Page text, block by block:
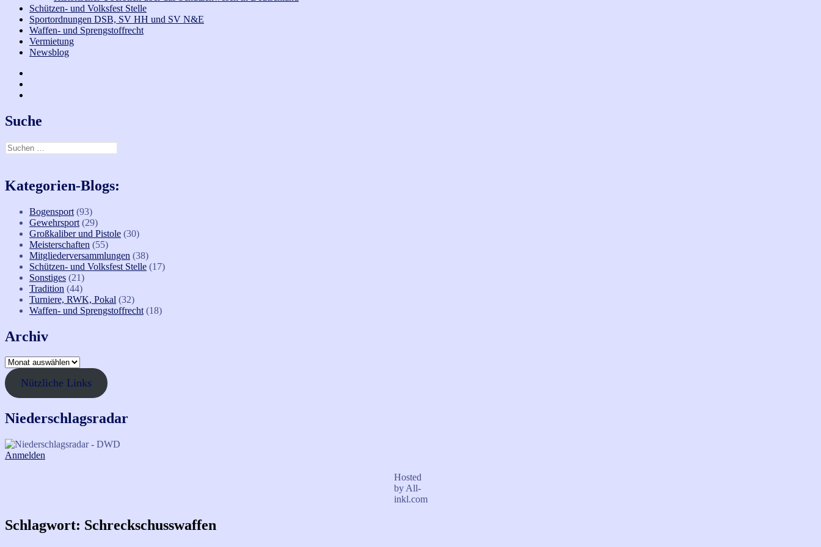
Schützen- und Volksfest Stelle
Sportordnungen DSB, SV HH und SV N&E
Waffen- und Sprengstoffrecht
Vermietung
Newsblog
Suche
Suchen
nach:
Kategorien-Blogs:
Bogensport (93)
Gewehrsport (29)
Großkaliber und Pistole (30)
Meisterschaften (55)
Mitgliederversammlungen (38)
Schützen- und Volksfest Stelle (17)
Sonstiges (21)
Tradition (44)
Turniere, RWK, Pokal (32)
Waffen- und Sprengstoffrecht (18)
Archiv
Archiv
Nützliche Links
Niederschlagsradar
Anmelden
Hosted
by All-
inkl.com
Schlagwort: Schreckschusswaffen